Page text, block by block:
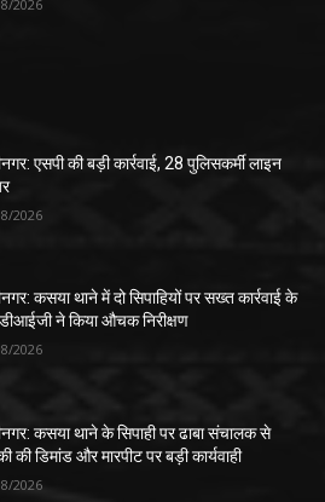
2026
एसपी की बड़ी कार्रवाई, 28 पुलिसकर्मी लाइन
2026
कसया थाने में दो सिपाहियों पर सख्त कार्रवाई के
ने किया औचक निरीक्षण
2026
कसया थाने के सिपाही पर ढाबा संचालक से
की डिमांड और मारपीट पर बड़ी कार्यवाही
2026